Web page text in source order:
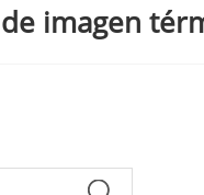
imagen